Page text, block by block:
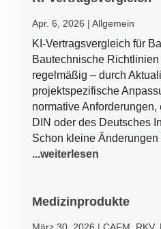
Apr. 6, 2026 |Allgemein
KI-Vertragsvergleich für
Bautechnische
regelmäßig – durch
projektspezifische
normative
DIN oder des Deutsches
Schon kleine
...weiterlesen
Medizinprodukte